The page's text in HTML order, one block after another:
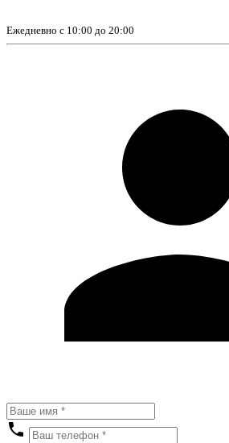
Ежедневно с 10:00 до 20:00